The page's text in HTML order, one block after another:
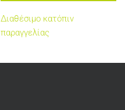
Διαθέσιμο κατόπιν
παραγγελίας